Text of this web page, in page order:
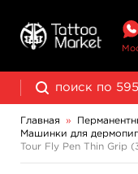
Главная »
Машинки для
Tour Fly Pen Thin Grip